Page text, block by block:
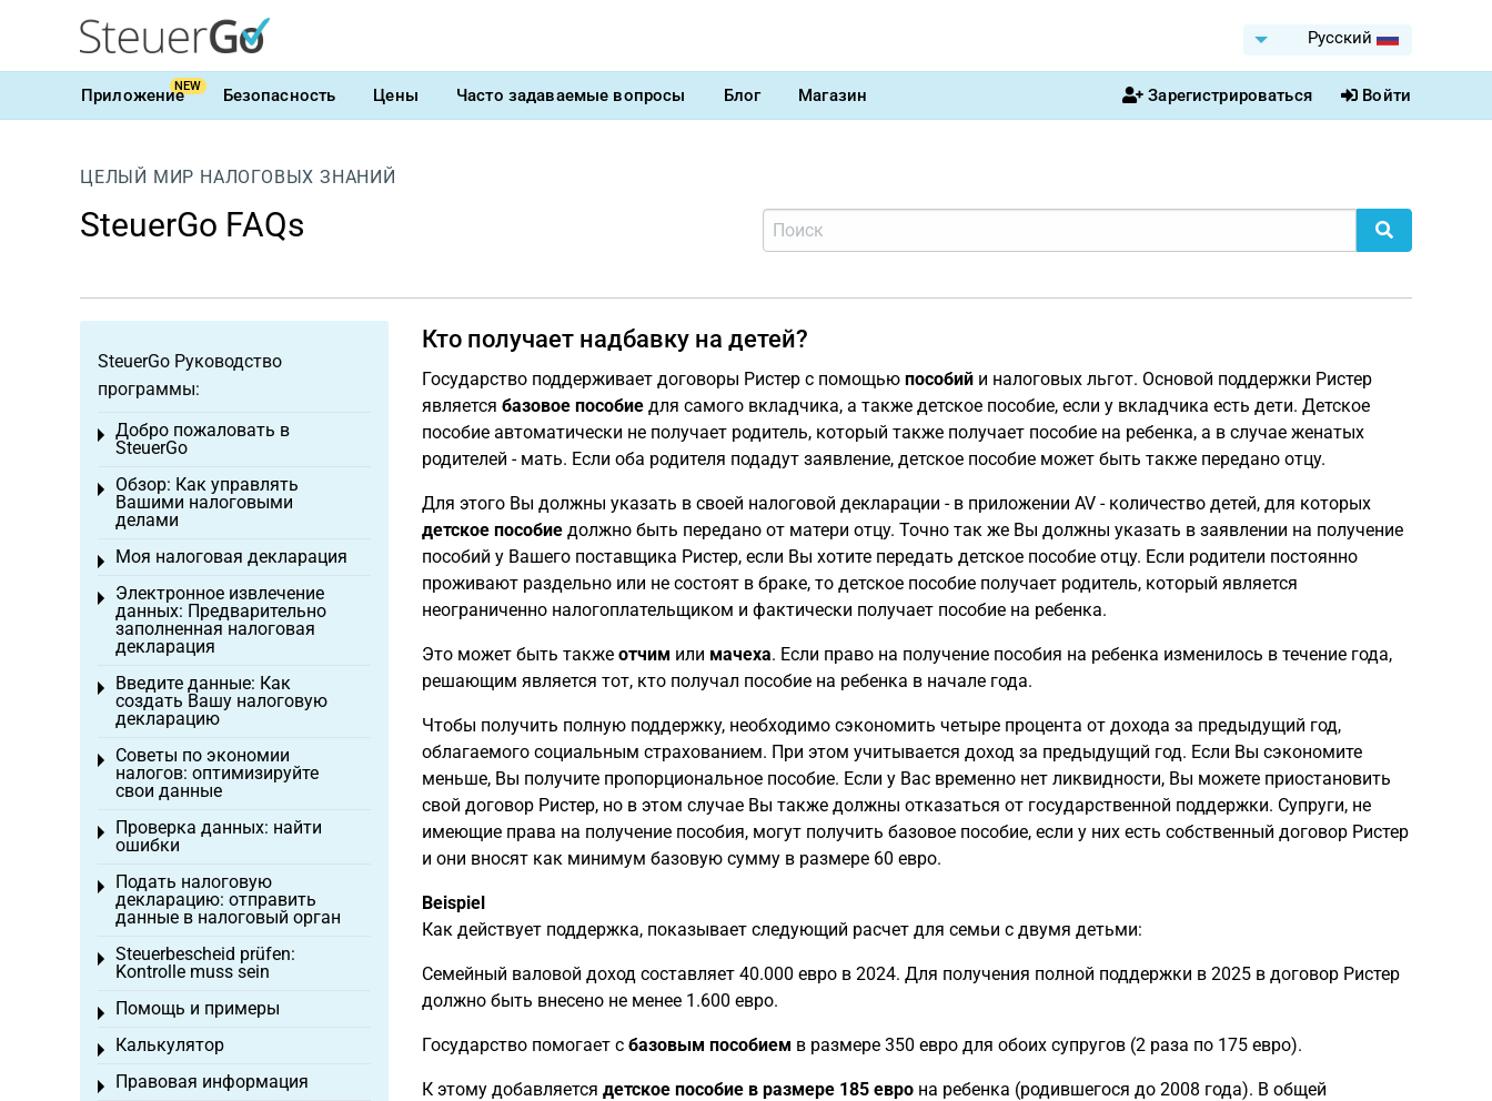
Pусский
ПриложениеNEW Безопасность Цены Часто задаваемые вопросы Блог Магазин Зарегистрироваться Войти
ЦЕЛЫЙ МИР НАЛОГОВЫХ ЗНАНИЙ
SteuerGo FAQs
Кто получает надбавку на детей?
Государство поддерживает договоры Ристер с помощью пособийи налоговых льгот. Основой поддержки Ристер
является базовое пособиедля самого вкладчика, а также детское пособие, если у вкладчика есть дети. Детское
пособие автоматически не получает родитель, который также получает пособие на ребенка, а в случае женатых
родителей - мать. Если оба родителя подадут заявление, детское пособие может быть также передано отцу.
Для этого Вы должны указать в своей налоговой декларации - в приложении AV - количество детей, для которых
детское пособиедолжно быть передано от матери отцу. Точно так же Вы должны указать в заявлении на получение
пособий у Вашего поставщика Ристер, если Вы хотите передать детское пособие отцу. Если родители постоянно
проживают раздельно или не состоят в браке, то детское пособие получает родитель, который является
неограниченно налогоплательщиком и фактически получает пособие на ребенка.
Это может быть также отчим или мачеха. Если право на получение пособия на ребенка изменилось в течение года,
решающим является тот, кто получал пособие на ребенка в начале года.
Чтобы получить полную поддержку, необходимо сэкономить четыре процента от дохода за предыдущий год,
облагаемого социальным страхованием. При этом учитывается доход за предыдущий год. Если Вы сэкономите
меньше, Вы получите пропорциональное пособие. Если у Вас временно нет ликвидности, Вы можете приостановить
свой договор Ристер, но в этом случае Вы также должны отказаться от государственной поддержки. Супруги, не
имеющие права на получение пособия, могут получить базовое пособие, если у них есть собственный договор Ристер
и они вносят как минимум базовую сумму в размере 60 евро.
Beispiel
Как действует поддержка, показывает следующий расчет для семьи с двумя детьми:
Семейный валовой доход составляет 40.000 евро в 2024. Для получения полной поддержки в 2025 в договор Ристер
должно быть внесено не менее 1.600 евро.
Государство помогает с базовым пособием в размере 350 евро для обоих супругов (2 раза по 175 евро).
К этому добавляется детское пособие в размере 185 еврона ребенка (родившегося до 2008 года). В общей
SteuerGo Руководство
программы:
Добро пожаловать в
SteuerGo
Toggle menu
Обзор: Как управлять
Вашими налоговыми
делами
Toggle menu
Моя налоговая декларация
Toggle menu
Электронное извлечение
данных: Предварительно
заполненная налоговая
декларация
Toggle menu
Введите данные: Как
создать Вашу налоговую
декларацию
Toggle menu
Советы по экономии
налогов: оптимизируйте
свои данные
Toggle menu
Проверка данных: найти
ошибки
Toggle menu
Подать налоговую
декларацию: отправить
данные в налоговый орган
Toggle menu
Steuerbescheid prüfen:
Kontrolle muss sein
Toggle menu
Помощь и примеры
Toggle menu
Калькулятор
Toggle menu
Правовая информация
Toggle menu